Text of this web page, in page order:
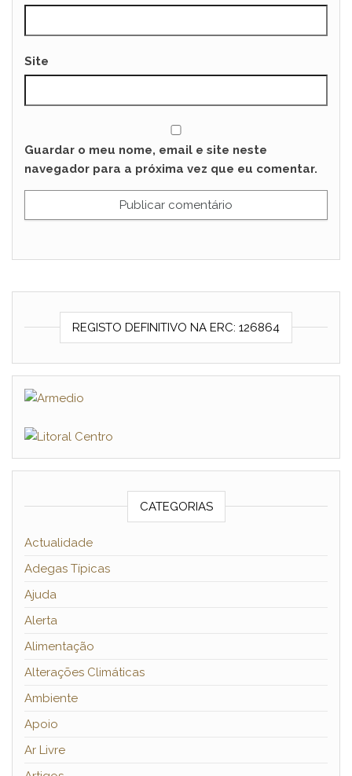
Site
Guardar o meu nome, email e site neste
navegador para a próxima vez que eu comentar.
REGISTO DEFINITIVO NA ERC: 126864
CATEGORIAS
Actualidade
Adegas Típicas
Ajuda
Alerta
Alimentação
Alterações Climáticas
Ambiente
Apoio
Ar Livre